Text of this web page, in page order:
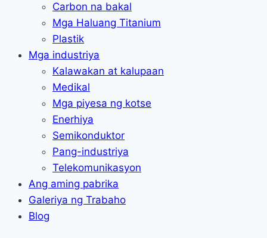
Carbon na bakal
Mga Haluang Titanium
Plastik
Mga industriya
Kalawakan at kalupaan
Medikal
Mga piyesa ng kotse
Enerhiya
Semikonduktor
Pang-industriya
Telekomunikasyon
Ang aming pabrika
Galeriya ng Trabaho
Blog